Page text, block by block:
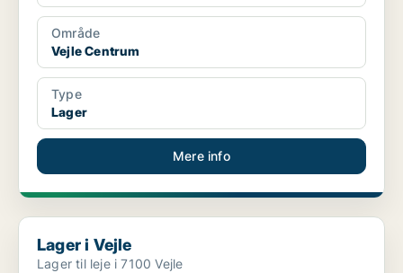
Område
Vejle Centrum
Type
Lager
Mere info
Lager i Vejle
Lager i Vejle
Lager til leje i 7100 Vejle